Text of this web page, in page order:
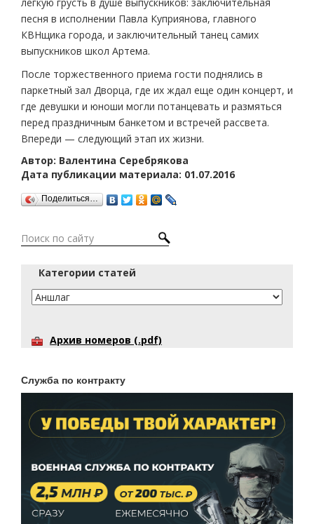
песня в исполнении Павла Куприянова, главного
КВНщика города, и заключительный танец самих
выпускников школ Артема.
После торжественного приема гости поднялись в
паркетный зал Дворца, где их ждал еще один концерт, и
где девушки и юноши могли потанцевать и размяться
перед праздничным банкетом и встречей рассвета.
Впереди — следующий этап их жизни.
Автор: Валентина Серебрякова
Дата публикации материала: 01.07.2016
Поделиться…
Категории статей
Архив номеров (.pdf)
Служба по контракту